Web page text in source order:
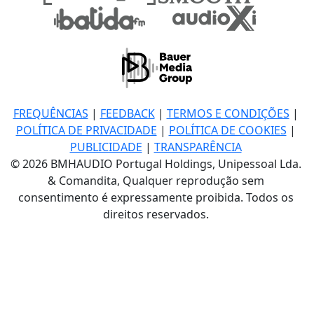
FREQUÊNCIAS | FEEDBACK| TERMOS E CONDIÇÕES |
POLÍTICA DE PRIVACIDADE | POLÍTICA DE COOKIES |
PUBLICIDADE | TRANSPARÊNCIA
© 2026 BMHAUDIO Portugal Holdings, Unipessoal Lda.
& Comandita, Qualquer reprodução sem
consentimento é expressamente proibida. Todos os
direitos reservados.